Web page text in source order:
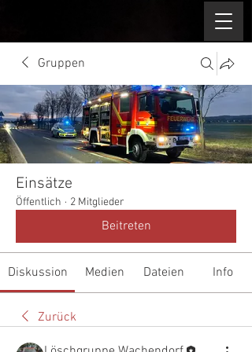
Gruppen
Einsätze
Öffentlich · 2 Mitglieder
Beitreten
Diskussion Medien Dateien Info
Zurück